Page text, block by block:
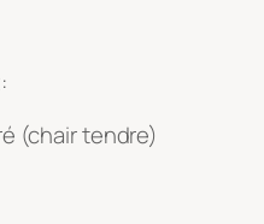
(chair tendre)